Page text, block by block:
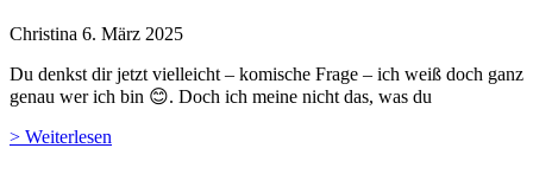
Christina 6. März 2025
Du denkst dir jetzt vielleicht – komische Frage – ich weiß doch ganz
genau wer ich bin 😊. Doch ich meine nicht das, was du
> Weiterlesen